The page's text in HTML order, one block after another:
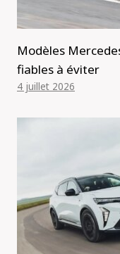
Modèles
fiables à éviter
4 juillet 2026